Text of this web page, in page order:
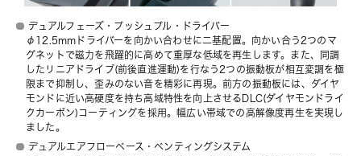
デュアルフェーズ・プッシュプル・ドライバー
φ12.5mmドライバーを向かい合わせに二基配置。向かい合う2つのマ
グネットで磁力を飛躍的に高めて重厚な低域を再生します。また、同調
したリニアドライブ(前後直進運動)を行なう2つの振動板が相互変調を極
限まで抑制し、歪みのない音を精彩に再現。前方の振動板には、ダイヤ
モンドに近い高硬度を持ち高域特性を向上させるDLC(ダイヤモンドライ
クカーボン)コーティングを採用。幅広い帯域での高解像度再生を実現し
ました。
デュアルエアフローベース・ベンティングシステム